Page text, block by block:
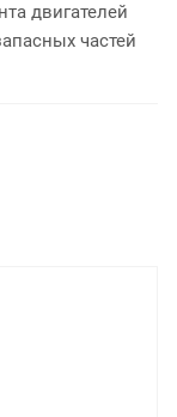
двигателей
частей